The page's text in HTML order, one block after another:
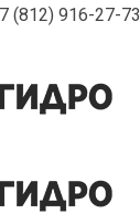
(812) 916-27-73